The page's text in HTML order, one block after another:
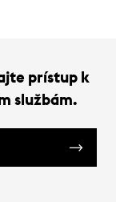
prístup k
službám.